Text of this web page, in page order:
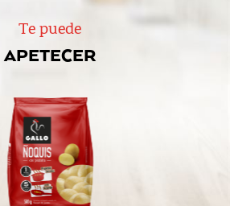
Te puede
APETECER